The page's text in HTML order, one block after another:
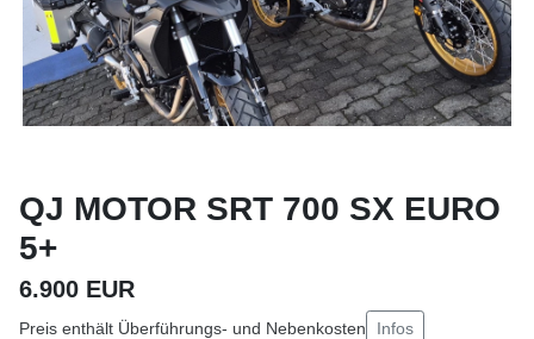
QJ MOTOR SRT 700 SX EURO
5+
6.900 EUR
Preis enthält Überführungs- und Nebenkosten Infos